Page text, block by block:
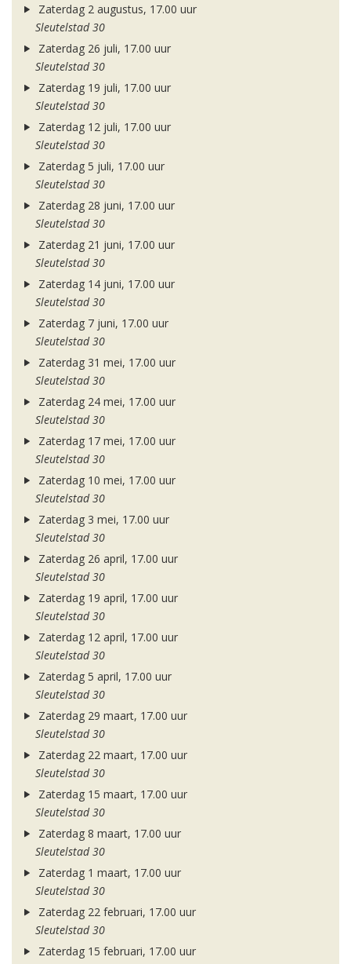
Zaterdag 2 augustus, 17.00 uur
Sleutelstad 30
Zaterdag 26 juli, 17.00 uur
Sleutelstad 30
Zaterdag 19 juli, 17.00 uur
Sleutelstad 30
Zaterdag 12 juli, 17.00 uur
Sleutelstad 30
Zaterdag 5 juli, 17.00 uur
Sleutelstad 30
Zaterdag 28 juni, 17.00 uur
Sleutelstad 30
Zaterdag 21 juni, 17.00 uur
Sleutelstad 30
Zaterdag 14 juni, 17.00 uur
Sleutelstad 30
Zaterdag 7 juni, 17.00 uur
Sleutelstad 30
Zaterdag 31 mei, 17.00 uur
Sleutelstad 30
Zaterdag 24 mei, 17.00 uur
Sleutelstad 30
Zaterdag 17 mei, 17.00 uur
Sleutelstad 30
Zaterdag 10 mei, 17.00 uur
Sleutelstad 30
Zaterdag 3 mei, 17.00 uur
Sleutelstad 30
Zaterdag 26 april, 17.00 uur
Sleutelstad 30
Zaterdag 19 april, 17.00 uur
Sleutelstad 30
Zaterdag 12 april, 17.00 uur
Sleutelstad 30
Zaterdag 5 april, 17.00 uur
Sleutelstad 30
Zaterdag 29 maart, 17.00 uur
Sleutelstad 30
Zaterdag 22 maart, 17.00 uur
Sleutelstad 30
Zaterdag 15 maart, 17.00 uur
Sleutelstad 30
Zaterdag 8 maart, 17.00 uur
Sleutelstad 30
Zaterdag 1 maart, 17.00 uur
Sleutelstad 30
Zaterdag 22 februari, 17.00 uur
Sleutelstad 30
Zaterdag 15 februari, 17.00 uur